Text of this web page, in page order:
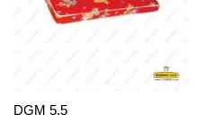
DGM 5.5